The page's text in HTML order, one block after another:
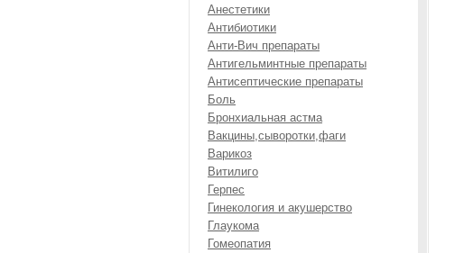
Анестетики
Антибиотики
Анти-Вич препараты
Антигельминтные препараты
Антисептические препараты
Боль
Бронхиальная астма
Вакцины,сыворотки,фаги
Варикоз
Витилиго
Герпес
Гинекология и акушерство
Глаукома
Гомеопатия